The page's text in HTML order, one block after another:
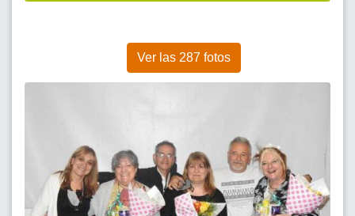
Ver las 287 fotos